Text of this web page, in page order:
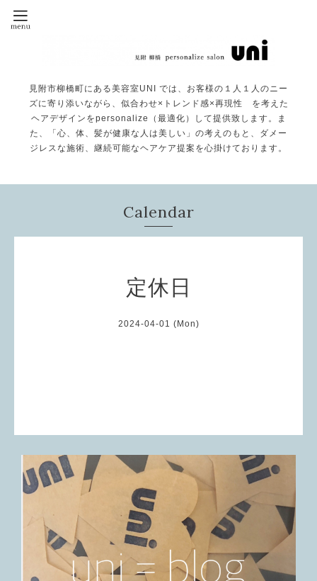
見附市柳橋町にある美容室UNI では、お客様の１人１人のニー
ズに寄り添いながら、似合わせ×トレンド感×再現性 を考えた
ヘアデザインをpersonalize（最適化）して提供致します。ま
た、「心、体、髪が健康な人は美しい」の考えのもと、ダメー
ジレスな施術、継続可能なヘアケア提案を心掛けております。
Calendar
定休日
2024-04-01 (Mon)